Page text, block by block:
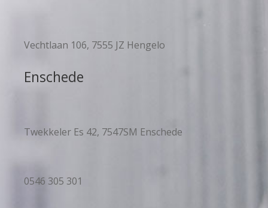
Vechtlaan 106, 7555 JZ Hengelo
Enschede
Twekkeler Es 42, 7547SM Enschede
0546 305 301